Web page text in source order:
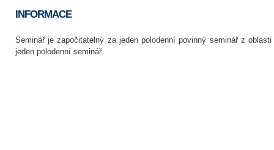
INFORMACE
Seminář je započitatelný za jeden polodenní povinný seminář z
jeden polodenní seminář.